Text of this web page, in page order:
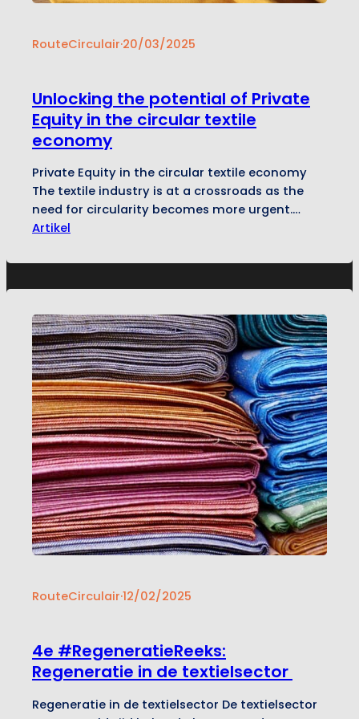
RouteCirculair·20/03/2025
Unlocking the potential of Private
Equity in the circular textile
economy
Private Equity in the circular textile economy
The textile industry is at a crossroads as the
need for circularity becomes more urgent.
Despite a near doubling of global investments
systemic challenges such as fragmented
Private Equity…
Artikel
RouteCirculair·12/02/2025
4e #RegeneratieReeks:
Regeneratie in de textielsector
Regeneratie in de textielsector De textielsector